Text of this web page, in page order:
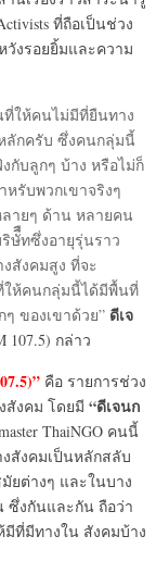
ที่ถือเป็นช่วง
วังรอยยิ้มและความ
ที่ให้คนไม่มีที่ยืนทาง
ลักครับ ซึ่งคนกลุ่มนี้
กับลูกๆ บ้าง หรือไม่ก็
รับพวกเขาจริงๆ
ายๆ ด้าน หลายคน
ษัืืทซึ่งอายุรุ่นราว
สังคมสูง ที่จะ
ให้คนกลุ่มนี้ได้มีพื้นที่
ของเขาด้วย”ดีเจ
107.5) กล่าว
คือ รายการช่วง
สังคม โดยมี “ดีเจนก
ThaiNGO คนนี้
สังคมเป็นหลักสลับ
ยต่างๆ และในบาง
ซึ่งกันและกัน ถือว่า
ที่มีทางใน สังคมบ้าง